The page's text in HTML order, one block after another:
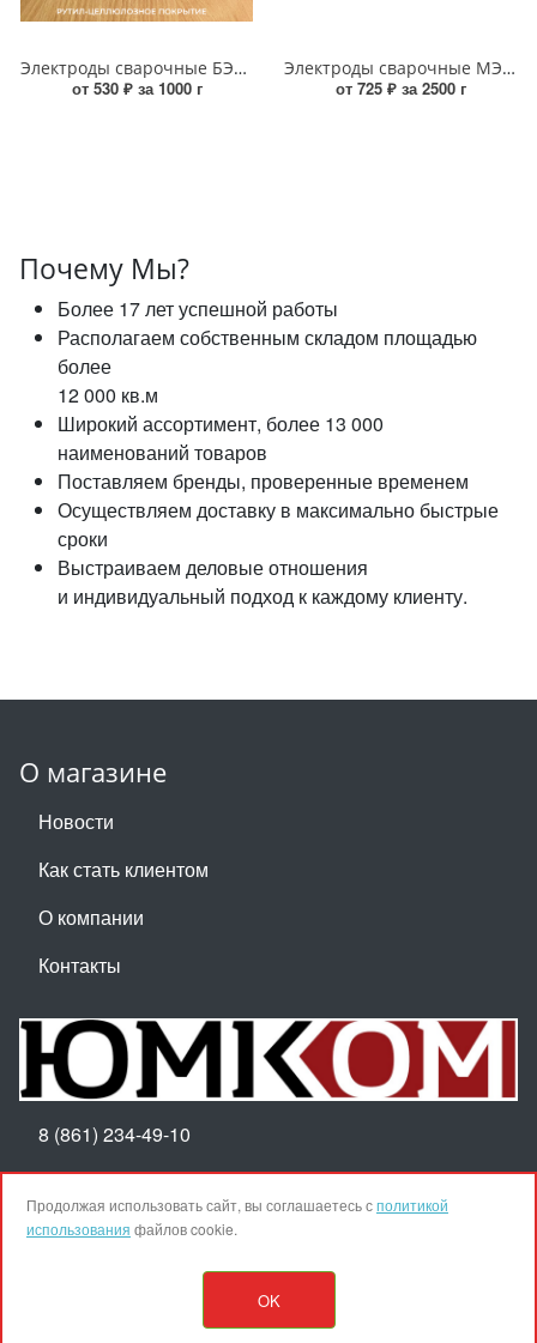
Электроды сварочные БЭЗ АНО 21 СТАНДАРТ 2мм (1кг)
от 530 ₽ за 1000 г
Электроды сварочные МЭЗ УЛЬТРА 3мм (2,5кг)
от 725 ₽ за 2500 г
Почему Мы?
Более 17 лет успешной работы
Располагаем собственным складом площадью
более
12 000 кв.м
Широкий ассортимент, более 13 000
наименований товаров
Поставляем бренды, проверенные временем
Осуществляем доставку в максимально быстрые
сроки
Выстраиваем деловые отношения
и индивидуальный подход к каждому клиенту.
О магазине
Новости
Как стать клиентом
О компании
Контакты
8 (861) 234-49-10
Пн-Пт 8:30-17:30
© ООО ТПК "ЮМКОМ", 2025
Продолжая использовать сайт, вы соглашаетесь сполитикой
использования файлов cookie.
OK